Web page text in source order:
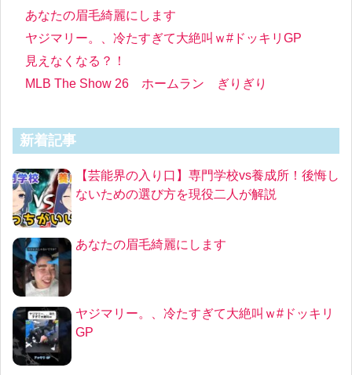
あなたの眉毛綺麗にします
ヤジマリー。、冷たすぎて大絶叫ｗ#ドッキリGP
見えなくなる？！
MLB The Show 26 ホームラン ぎりぎり
新着記事
【芸能界の入り口】専門学校vs養成所！後悔し
ないための選び方を現役二人が解説
あなたの眉毛綺麗にします
ヤジマリー。、冷たすぎて大絶叫ｗ#ドッキリ
GP